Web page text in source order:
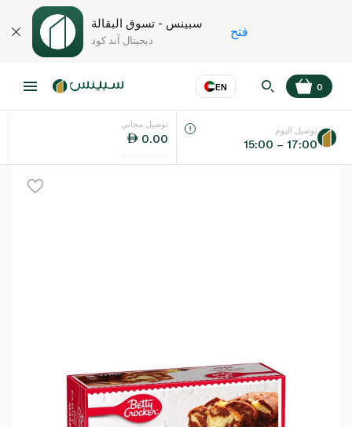
سبينس - تسوق البقالة
ديجيتال آند كود
فتح
EN
اللغة عر
0
توصيل مجاني
0.00
توصيل اليوم
15:00 – 17:00